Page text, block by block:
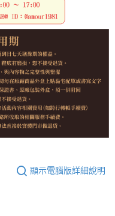
顯示電腦版詳細說明